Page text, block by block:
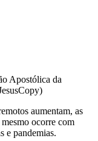
Apostólica da
aumentam, as
ocorre com
e pandemias.